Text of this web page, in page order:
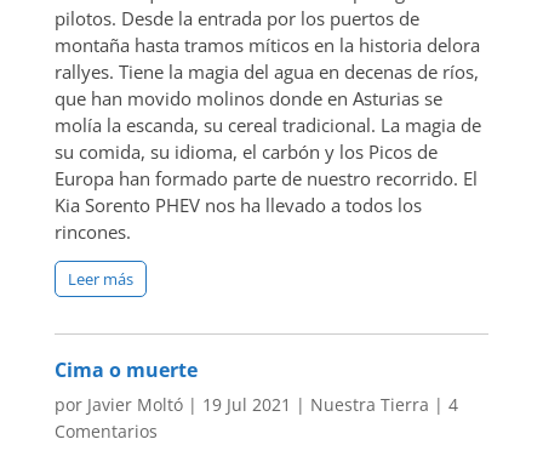
pilotos. Desde la entrada por los puertos de
montaña hasta tramos míticos en la historia delora
rallyes. Tiene la magia del agua en decenas de ríos,
que han movido molinos donde en Asturias se
molía la escanda, su cereal tradicional. La magia de
su comida, su idioma, el carbón y los Picos de
Europa han formado parte de nuestro recorrido. El
Kia Sorento PHEV nos ha llevado a todos los
rincones.
Leer más
Cima o muerte
por Javier Moltó| 19 Jul 2021 | Nuestra Tierra | 4
Comentarios